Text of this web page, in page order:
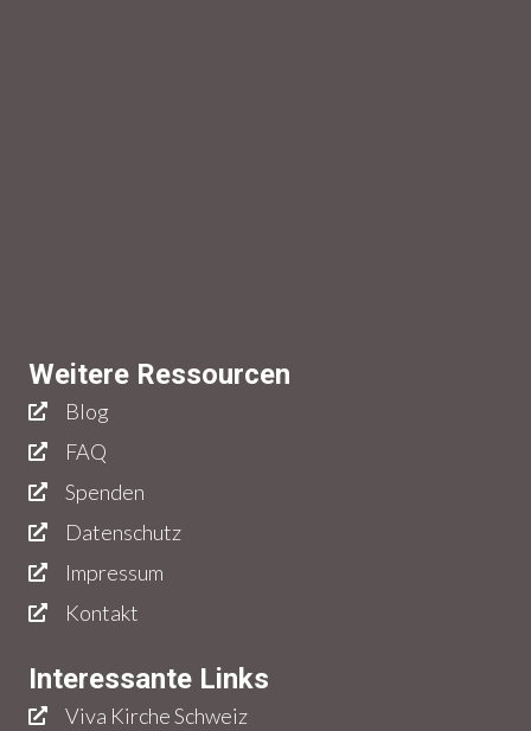
Weitere Ressourcen
Blog
FAQ
Spenden
Datenschutz
Impressum
Kontakt
Interessante Links
Viva Kirche Schweiz